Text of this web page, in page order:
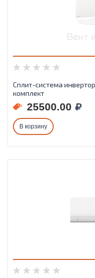
Сплит-система
комплект
25500.00
В корзину